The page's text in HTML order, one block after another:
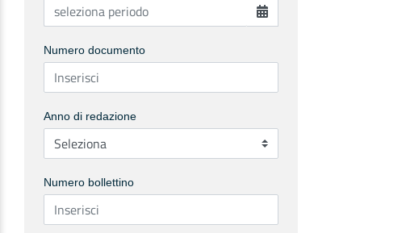
Numero documento
Anno di redazione
Numero bollettino